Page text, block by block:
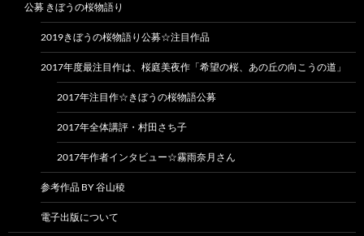
公募 きぼうの桜物語り
2019きぼうの桜物語り公募☆注目作品
2017年度最注目作は、桜庭美夜作「希望の桜、あの丘の向こうの道」
2017年注目作☆きぼうの桜物語公募
2017年全体講評・村田さち子
2017年作者インタビュー☆霧雨奈月さん
参考作品 BY 谷山稜
電子出版について